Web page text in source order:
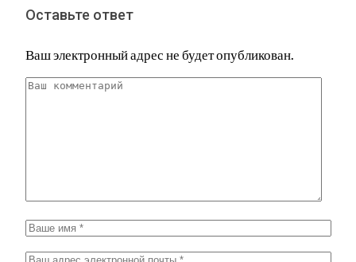
Оставьте ответ
Ваш электронный адрес не будет опубликован.